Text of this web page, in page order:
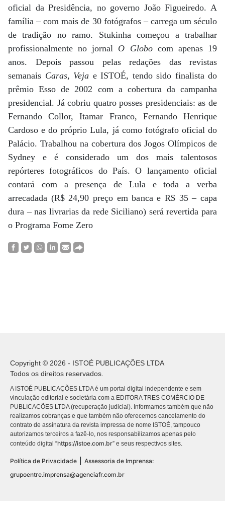
oficial da Presidência, no governo João Figueiredo. A
família – com mais de 30 fotógrafos – carrega um século
de tradição no ramo. Stukinha começou a trabalhar
profissionalmente no jornal O Globo com apenas 19
anos. Depois passou pelas redações das revistas
semanais Caras, Veja e ISTOÉ, tendo sido finalista do
prêmio Esso de 2002 com a cobertura da campanha
presidencial. Já cobriu quatro posses presidenciais: as de
Fernando Collor, Itamar Franco, Fernando Henrique
Cardoso e do próprio Lula, já como fotógrafo oficial do
Palácio. Trabalhou na cobertura dos Jogos Olímpicos de
Sydney e é considerado um dos mais talentosos
repórteres fotográficos do País. O lançamento oficial
contará com a presença de Lula e toda a verba
arrecadada (R$ 24,90 preço em banca e R$ 35 – capa
dura – nas livrarias da rede Siciliano) será revertida para
o Programa Fome Zero
Copyright © 2026 - ISTOÉ PUBLICAÇÕES LTDA
Todos os direitos reservados.
A ISTOÉ PUBLICAÇÕES LTDA é um portal digital independente e sem
vinculação editorial e societária com a EDITORA TRES COMÉRCIO DE
PUBLICACÕES LTDA (recuperação judicial). Informamos também que não
realizamos cobranças e que também não oferecemos cancelamento do
contrato de assinatura da revista impressa de nome ISTOÉ, tampouco
autorizamos terceiros a fazê-lo, nos responsabilizamos apenas pelo
conteúdo digital “https://istoe.com.br” e seus respectivos sites.
Política de Privacidade
Assessoria de Imprensa:
grupoentre.imprensa@agenciafr.com.br